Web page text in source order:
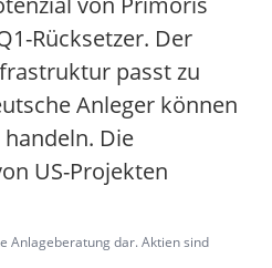
Rücksetzer. Der
passt zu
Anleger können
Die
US-Projekten
Anlageberatung dar. Aktien sind